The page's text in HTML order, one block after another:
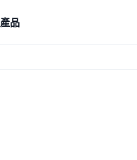
產品